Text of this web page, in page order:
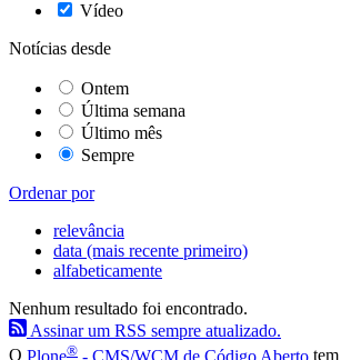
Vídeo
Notícias desde
Ontem
Última semana
Último mês
Sempre
Ordenar por
relevância
data (mais recente primeiro)
alfabeticamente
Nenhum resultado foi encontrado.
Assinar um RSS sempre atualizado.
O Plone® - CMS/WCM de Código Aberto tem